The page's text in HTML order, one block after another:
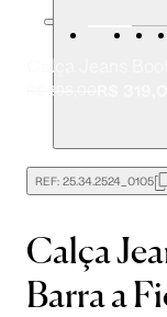
R$ 398,00
REF: 25.34.2524_0105
Calça
Barra a